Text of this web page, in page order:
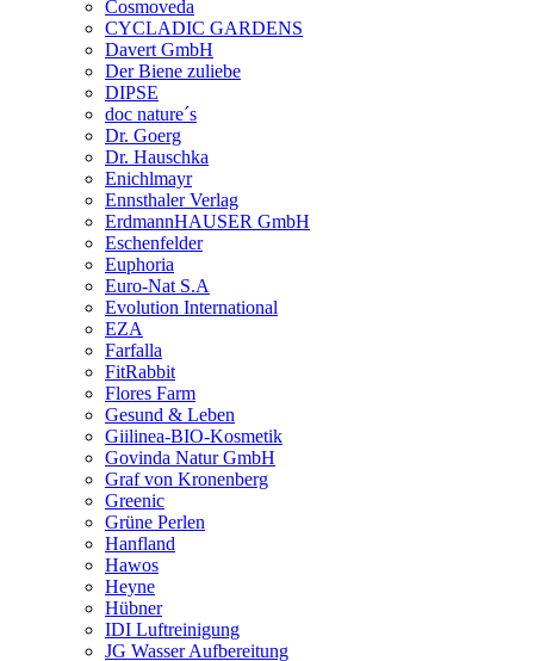
Cosmoveda
CYCLADIC GARDENS
Davert GmbH
Der Biene zuliebe
DIPSE
doc nature´s
Dr. Goerg
Dr. Hauschka
Enichlmayr
Ennsthaler Verlag
ErdmannHAUSER GmbH
Eschenfelder
Euphoria
Euro-Nat S.A
Evolution International
EZA
Farfalla
FitRabbit
Flores Farm
Gesund & Leben
Giilinea-BIO-Kosmetik
Govinda Natur GmbH
Graf von Kronenberg
Greenic
Grüne Perlen
Hanfland
Hawos
Heyne
Hübner
IDI Luftreinigung
JG Wasser Aufbereitung